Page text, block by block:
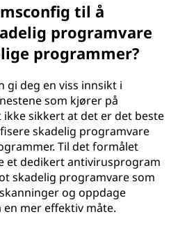
til å
programvare
programmer?
gi deg en viss innsikt i
som kjører på
sikkert at det er det beste
skadelig programvare
Til det formålet
et dedikert antivirusprogram
skadelig programvare som
og oppdage
mer effektiv måte.